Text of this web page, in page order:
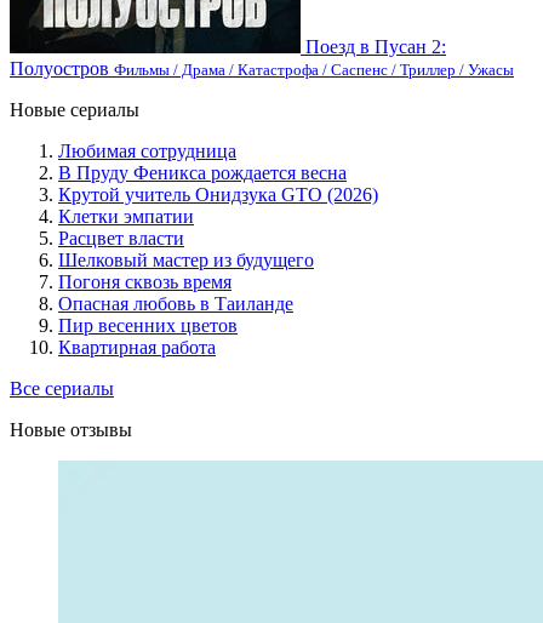
Поезд в Пусан 2:
Полуостров Фильмы / Драма / Катастрофа / Саспенс / Триллер / Ужасы
Новые сериалы
Любимая сотрудница
В Пруду Феникса рождается весна
Крутой учитель Онидзука GTO (2026)
Клетки эмпатии
Расцвет власти
Шелковый мастер из будущего
Погоня сквозь время
Опасная любовь в Таиланде
Пир весенних цветов
Квартирная работа
Все сериалы
Новые отзывы